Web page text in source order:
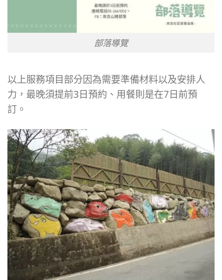
部落導覽
以上服務項目部分因為需要準備材料以及安排人
力，最晚須提前3日預約、用餐則是在7日前預
訂。